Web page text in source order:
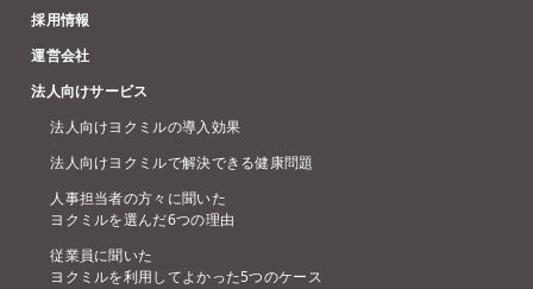
採用情報
運営会社
法人向けサービス
法人向けヨクミルの導入効果
法人向けヨクミルで解決できる健康問題
人事担当者の方々に聞いた
ヨクミルを選んだ6つの理由
従業員に聞いた
ヨクミルを利用してよかった5つのケース